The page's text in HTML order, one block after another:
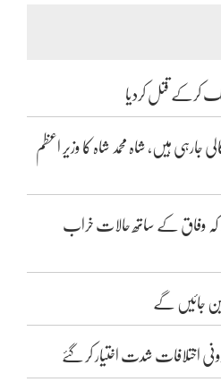
کرکے قتل کردیا
جارہی ہیں، شاہ محمد شاہ کا وزیر اعظم
کہ وفاق کے ساتھ حالات خراب
جائیں گے
اختلافات شدت اختیار کر گئے